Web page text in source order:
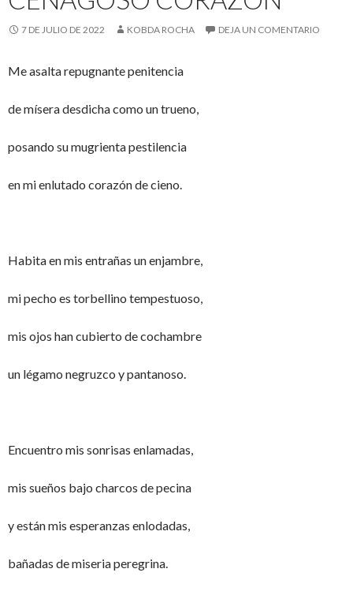
7 DE JULIO DE 2022 KOBDA ROCHA DEJA UN COMENTARIO
Me asalta repugnante penitencia
de mísera desdicha como un trueno,
posando su mugrienta pestilencia
en mi enlutado corazón de cieno.
Habita en mis entrañas un enjambre,
mi pecho es torbellino tempestuoso,
mis ojos han cubierto de cochambre
un légamo negruzco y pantanoso.
Encuentro mis sonrisas enlamadas,
mis sueños bajo charcos de pecina
y están mis esperanzas enlodadas,
bañadas de miseria peregrina.